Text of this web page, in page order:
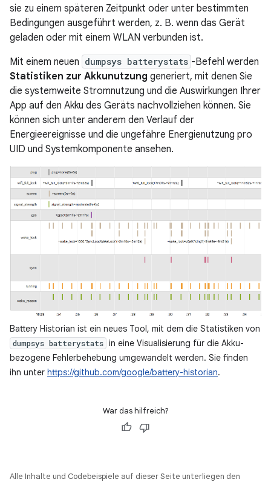
sie zu einem späteren Zeitpunkt oder unter bestimmten
Bedingungen ausgeführt werden, z. B. wenn das Gerät
geladen oder mit einem WLAN verbunden ist.
Mit einem neuen dumpsys batterystats -Befehl werden
Statistiken zur Akkunutzung generiert, mit denen Sie
die systemweite Stromnutzung und die Auswirkungen Ihrer
App auf den Akku des Geräts nachvollziehen können. Sie
können sich unter anderem den Verlauf der
Energieereignisse und die ungefähre Energienutzung pro
UID und Systemkomponente ansehen.
Battery Historian ist ein neues Tool, mit dem die Statistiken von
dumpsys batterystats in eine Visualisierung für die Akku-
bezogene Fehlerbehebung umgewandelt werden. Sie finden
ihn unter https://github.com/google/battery-historian.
War das hilfreich?
Alle Inhalte und Codebeispiele auf dieser Seite unterliegen den